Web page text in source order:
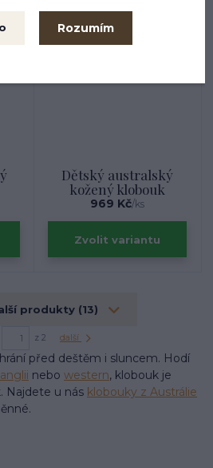
Dětský australský
kožený klobouk
969 Kč/ks
Zvolit variantu
produkty (13)
z 2 další
před deštěm i sluncem. Hodí
anglii nebo western, klobouk je
Najdete u nás klobouky z Austrálie
Rozumím